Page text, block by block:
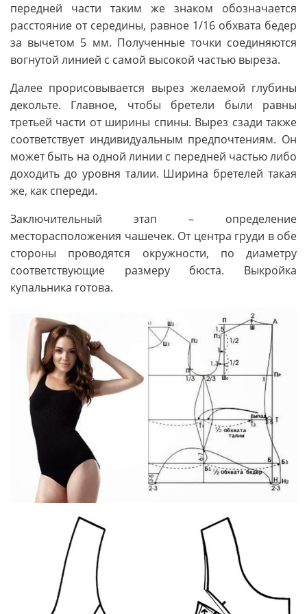
передней части таким же знаком обозначается
расстояние от середины, равное 1/16 обхвата бедер
за вычетом 5 мм. Полученные точки соединяются
вогнутой линией с самой высокой частью выреза.
Далее прорисовывается вырез желаемой глубины
декольте. Главное, чтобы бретели были равны
третьей части от ширины спины. Вырез сзади также
соответствует индивидуальным предпочтениям. Он
может быть на одной линии с передней частью либо
доходить до уровня талии. Ширина бретелей такая
же, как спереди.
Заключительный этап – определение
месторасположения чашечек. От центра груди в обе
стороны проводятся окружности, по диаметру
соответствующие размеру бюста. Выкройка
купальника готова.